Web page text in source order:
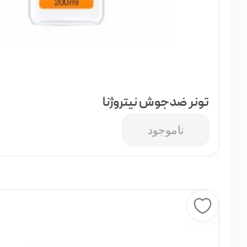
تونر ضدجوش نیتروژنا
ناموجود